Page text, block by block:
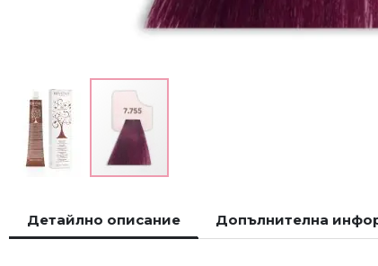
началото
на
Детайлно описание Допълнителна